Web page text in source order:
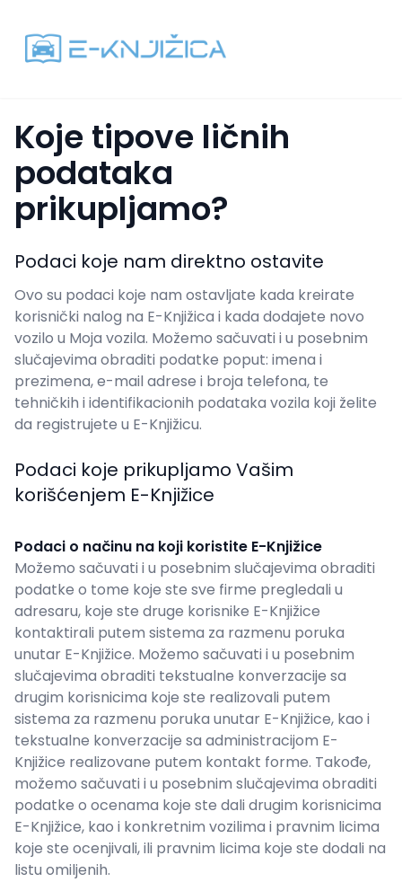
Koje tipove ličnih
podataka
prikupljamo?
Podaci koje nam direktno ostavite
Ovo su podaci koje nam ostavljate kada kreirate
korisnički nalog na E-Knjižica i kada dodajete novo
vozilo u Moja vozila. Možemo sačuvati i u posebnim
slučajevima obraditi podatke poput: imena i
prezimena, e-mail adrese i broja telefona, te
tehničkih i identifikacionih podataka vozila koji želite
da registrujete u E-Knjižicu.
Podaci koje prikupljamo Vašim
korišćenjem E-Knjižice
Podaci o načinu na koji koristite E-Knjižice
Možemo sačuvati i u posebnim slučajevima obraditi
podatke o tome koje ste sve firme pregledali u
adresaru, koje ste druge korisnike E-Knjižice
kontaktirali putem sistema za razmenu poruka
unutar E-Knjižice. Možemo sačuvati i u posebnim
slučajevima obraditi tekstualne konverzacije sa
drugim korisnicima koje ste realizovali putem
sistema za razmenu poruka unutar E-Knjižice, kao i
tekstualne konverzacije sa administracijom E-
Knjižice realizovane putem kontakt forme. Takođe,
možemo sačuvati i u posebnim slučajevima obraditi
podatke o ocenama koje ste dali drugim korisnicima
E-Knjižice, kao i konkretnim vozilima i pravnim licima
koje ste ocenjivali, ili pravnim licima koje ste dodali na
listu omiljenih.